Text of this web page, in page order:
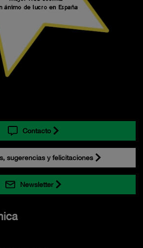
Contacto
sugerencias y felicitaciones
Newsletter